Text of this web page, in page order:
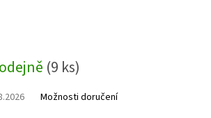
(9 ks)
Možnosti doručení